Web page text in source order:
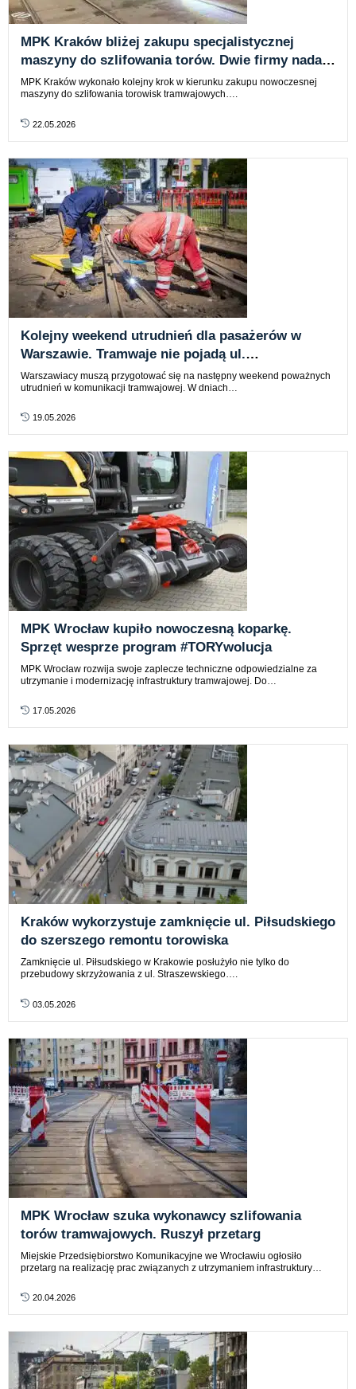
MPK Kraków bliżej zakupu specjalistycznej
maszyny do szlifowania torów. Dwie firmy nadal
„w grze”
MPK Kraków wykonało kolejny krok w kierunku zakupu nowoczesnej
maszyny do szlifowania torowisk tramwajowych….
22.05.2026
Kolejny weekend utrudnień dla pasażerów w
Warszawie. Tramwaje nie pojadą ul.
Marszałkowską i Andersa
Warszawiacy muszą przygotować się na następny weekend poważnych
utrudnień w komunikacji tramwajowej. W dniach…
19.05.2026
MPK Wrocław kupiło nowoczesną koparkę.
Sprzęt wesprze program #TORYwolucja
MPK Wrocław rozwija swoje zaplecze techniczne odpowiedzialne za
utrzymanie i modernizację infrastruktury tramwajowej. Do…
17.05.2026
Kraków wykorzystuje zamknięcie ul. Piłsudskiego
do szerszego remontu torowiska
Zamknięcie ul. Piłsudskiego w Krakowie posłużyło nie tylko do
przebudowy skrzyżowania z ul. Straszewskiego….
03.05.2026
MPK Wrocław szuka wykonawcy szlifowania
torów tramwajowych. Ruszył przetarg
Miejskie Przedsiębiorstwo Komunikacyjne we Wrocławiu ogłosiło
przetarg na realizację prac związanych z utrzymaniem infrastruktury…
20.04.2026